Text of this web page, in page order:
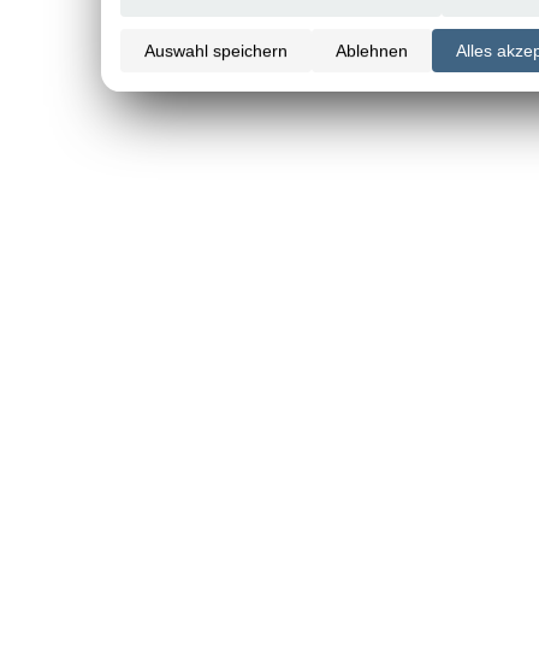
Auswahl speichern Ablehnen Alles